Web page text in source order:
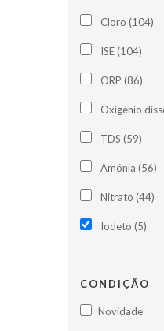
Cloro (104)
ISE (104)
ORP (86)
Oxigénio
TDS (59)
Amónia (56)
Nitrato (44)
Iodeto (5)
CONDIÇÃO
Novidade